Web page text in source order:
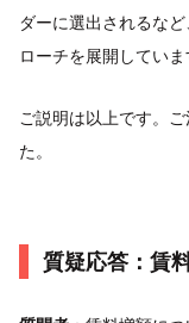
ダーに選出されるな
ローチを展開していま
ご説明は以上です。
た。
質疑応答：賃